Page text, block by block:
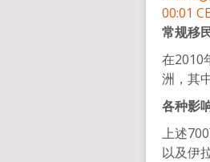
常规移
在2010
洲，其
各种影
上述
以及伊